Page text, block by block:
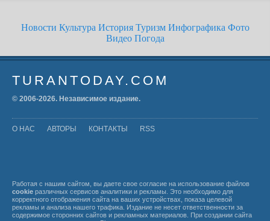
Новости Культура История Туризм Инфографика Фото
Видео Погода
TURANTODAY.COM
© 2006-2026. Независимое издание.
О НАС АВТОРЫ КОНТАКТЫ RSS
Работая с нашим сайтом, вы даете свое согласие на использование файлов
cookie различных сервисов аналитики и рекламы. Это необходимо для
корректного отображения сайта на ваших устройствах, показа целевой
рекламы и анализа нашего трафика. Издание не несет ответственности за
содержимое сторонних сайтов и рекламных материалов. При создании сайта